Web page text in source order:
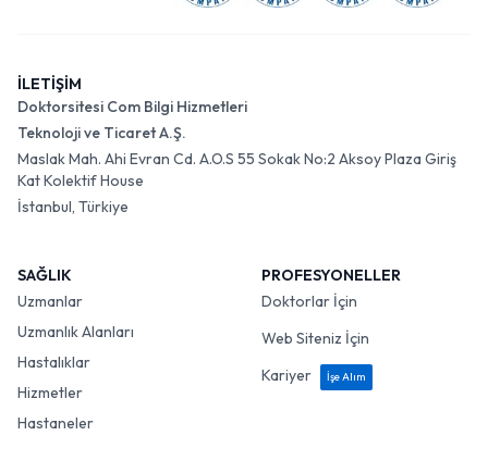
İLETİŞİM
Doktorsitesi Com Bilgi Hizmetleri
Teknoloji ve Ticaret A.Ş.
Maslak Mah. Ahi Evran Cd. A.O.S 55 Sokak No:2 Aksoy Plaza Giriş
Kat Kolektif House
İstanbul, Türkiye
SAĞLIK
Uzmanlar
Uzmanlık Alanları
Hastalıklar
Hizmetler
Hastaneler
PROFESYONELLER
Doktorlar İçin
Web Siteniz İçin
Kariyer
İşe Alım